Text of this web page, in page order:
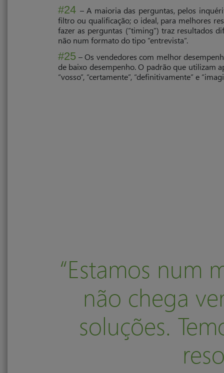
#24 – A maioria das perguntas, pelos
filtro ou qualificação; o ideal, para melhores
fazer as perguntas (“timing”) traz resultados
não num formato do tipo “entrevista”.
#25 – Os vendedores com melhor
de baixo desem­penho. O padrão que utilizam
“vosso”, “certamente”, “definiti­vamente” e
“Estamos num
não chega
soluções.